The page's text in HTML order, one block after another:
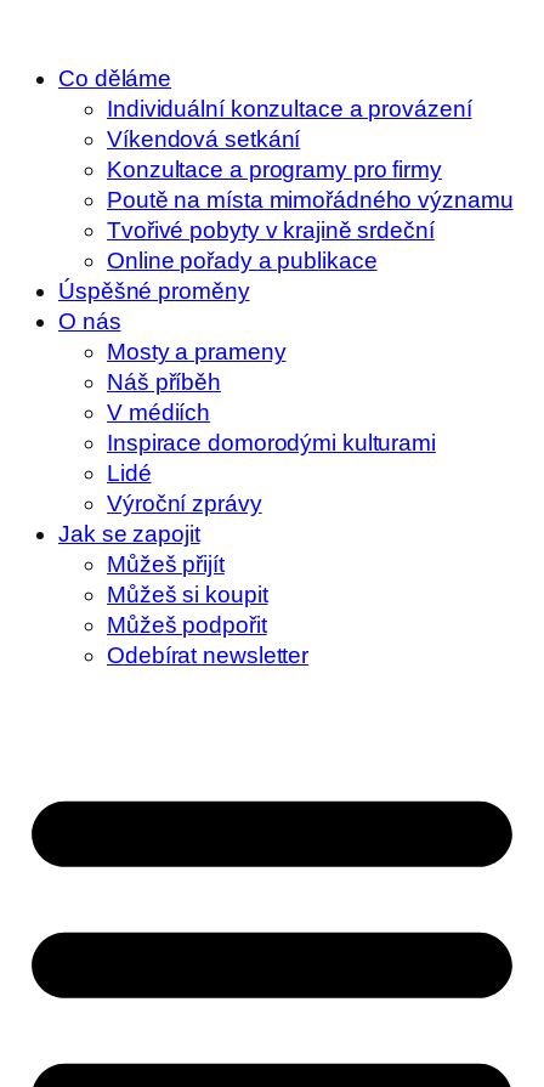
Co děláme
Individuální konzultace a provázení
Víkendová setkání
Konzultace a programy pro firmy
Poutě na místa mimořádného významu
Tvořivé pobyty v krajině srdeční
Online pořady a publikace
Úspěšné proměny
O nás
Mosty a prameny
Náš příběh
V médiích
Inspirace domorodými kulturami
Lidé
Výroční zprávy
Jak se zapojit
Můžeš přijít
Můžeš si koupit
Můžeš podpořit
Odebírat newsletter